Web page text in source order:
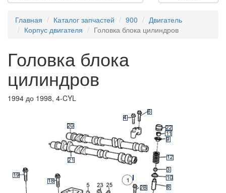
Главная Каталог запчастей 900
Двигатель
Корпус двигателя
Головка блока цилиндров
Головка блока
цилиндров
1994 до 1998, 4-CYL